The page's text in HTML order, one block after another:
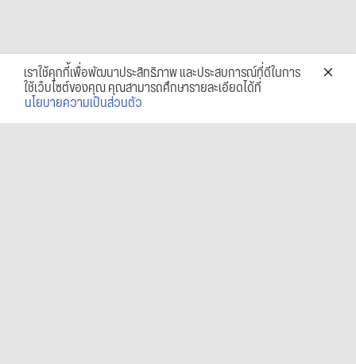
เราใช้คุกกี้เพื่อพัฒนาประสิทธิภาพ และประสบการณ์ที่ดีในการ
ใช้เว็บไซต์ของคุณ คุณสามารถศึกษารายละเอียดได้ที่
นโยบายความเป็นส่วนตัว